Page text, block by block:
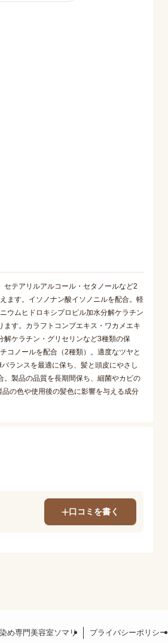
テアリルアルコール・セタノールなど2
ます。イソノナン酸イソノニルを配合。軽
ウムヒドロキシプロピル加水分解ケラチン
す。カラフトコンブエキス・ワカメエキ
解ケラチン・グリセリンなど3種類の保
コノールを配合（2種類）。適度なツヤと
ランスを最適に保ち、髪と頭皮にやさし
製品の品質を長期間保ち、細菌やカビの
の色や使用後の髪色に影響を与える成分
口コミを書く
め専門美容室ソマリ プライバシーポリシー